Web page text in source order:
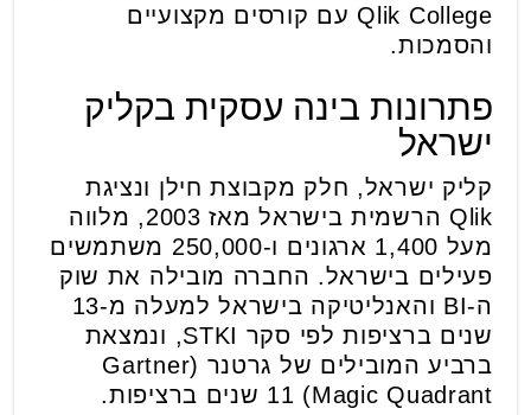
Qlik College עם קורסים מקצועיים
והסמכות.
פתרונות בינה עסקית בקליק
ישראל
קליק ישראל, חלק מקבוצת חילן ונציגת
Qlik הרשמית בישראל מאז 2003, מלווה
מעל 1,400 ארגונים ו-250,000 משתמשים
פעילים בישראל. החברה מובילה את שוק
ה-BI והאנליטיקה בישראל למעלה מ-13
שנים ברציפות לפי סקר STKI, ונמצאת
ברביע המובילים של גרטנר (Gartner
Magic Quadrant) 11 שנים ברציפות.